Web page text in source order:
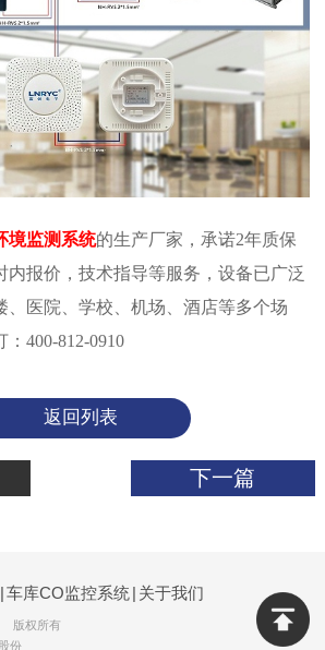
境监测系统的生产厂家，承诺2年质保
内报价，技术指导等服务，设备已广泛
、医院、学校、机场、酒店等多个场
400-812-0910
返回列表
下一篇
|车库CO监控系统| 关于我们
版权所有
份